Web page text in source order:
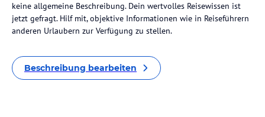
keine allgemeine Beschreibung. Dein wertvolles Reisewissen ist
jetzt gefragt. Hilf mit, objektive Informationen wie in Reiseführern
anderen Urlaubern zur Verfügung zu stellen.
Beschreibung bearbeiten